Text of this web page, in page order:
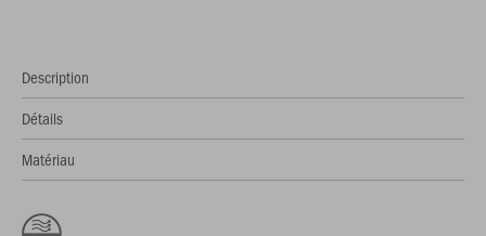
Description
Détails
Matériau